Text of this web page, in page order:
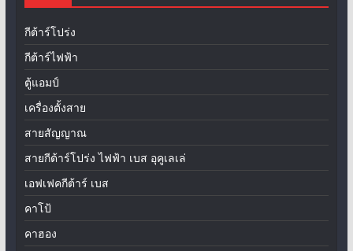
กีต้าร์โปร่ง
กีต้าร์ไฟฟ้า
ตู้แอมป์
เครื่องตั้งสาย
สายสัญญาณ
สายกีต้าร์โปร่ง ไฟฟ้า เบส อุคูเลเล่
เอฟเฟคกีต้าร์ เบส
คาโป้
คาฮอง